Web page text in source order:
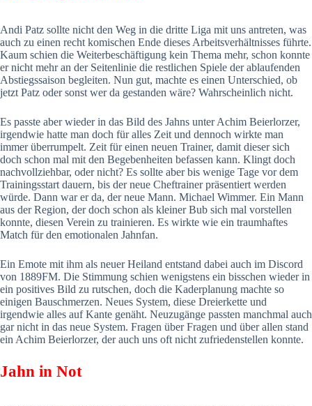
Andi Patz sollte nicht den Weg in die dritte Liga mit uns antreten, was
auch zu einen recht komischen Ende dieses Arbeitsverhältnisses führte.
Kaum schien die Weiterbeschäftigung kein Thema mehr, schon konnte
er nicht mehr an der Seitenlinie die restlichen Spiele der ablaufenden
Abstiegssaison begleiten. Nun gut, machte es einen Unterschied, ob
jetzt Patz oder sonst wer da gestanden wäre? Wahrscheinlich nicht.
Es passte aber wieder in das Bild des Jahns unter Achim Beierlorzer,
irgendwie hatte man doch für alles Zeit und dennoch wirkte man
immer überrumpelt. Zeit für einen neuen Trainer, damit dieser sich
doch schon mal mit den Begebenheiten befassen kann. Klingt doch
nachvollziehbar, oder nicht? Es sollte aber bis wenige Tage vor dem
Trainingsstart dauern, bis der neue Cheftrainer präsentiert werden
würde. Dann war er da, der neue Mann. Michael Wimmer. Ein Mann
aus der Region, der doch schon als kleiner Bub sich mal vorstellen
konnte, diesen Verein zu trainieren. Es wirkte wie ein traumhaftes
Match für den emotionalen Jahnfan.
Ein Emote mit ihm als neuer Heiland entstand dabei auch im Discord
von 1889FM. Die Stimmung schien wenigstens ein bisschen wieder in
ein positives Bild zu rutschen, doch die Kaderplanung machte so
einigen Bauschmerzen. Neues System, diese Dreierkette und
irgendwie alles auf Kante genäht. Neuzugänge passten manchmal auch
gar nicht in das neue System. Fragen über Fragen und über allen stand
ein Achim Beierlorzer, der auch uns oft nicht zufriedenstellen konnte.
Jahn in Not